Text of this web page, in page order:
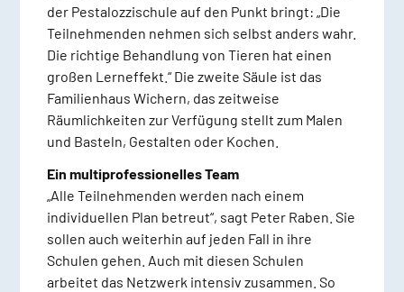
der Pestalozzischule auf den Punkt bringt: „Die
Teilnehmenden nehmen sich selbst anders wahr.
Die richtige Behandlung von Tieren hat einen
großen Lerneffekt.“ Die zweite Säule ist das
Familienhaus Wichern, das zeitweise
Räumlichkeiten zur Verfügung stellt zum Malen
und Basteln, Gestalten oder Kochen.
Ein multiprofessionelles Team
„Alle Teilnehmenden werden nach einem
individuellen Plan betreut“, sagt Peter Raben. Sie
sollen auch weiterhin auf jeden Fall in ihre
Schulen gehen. Auch mit diesen Schulen
arbeitet das Netzwerk intensiv zusammen. So